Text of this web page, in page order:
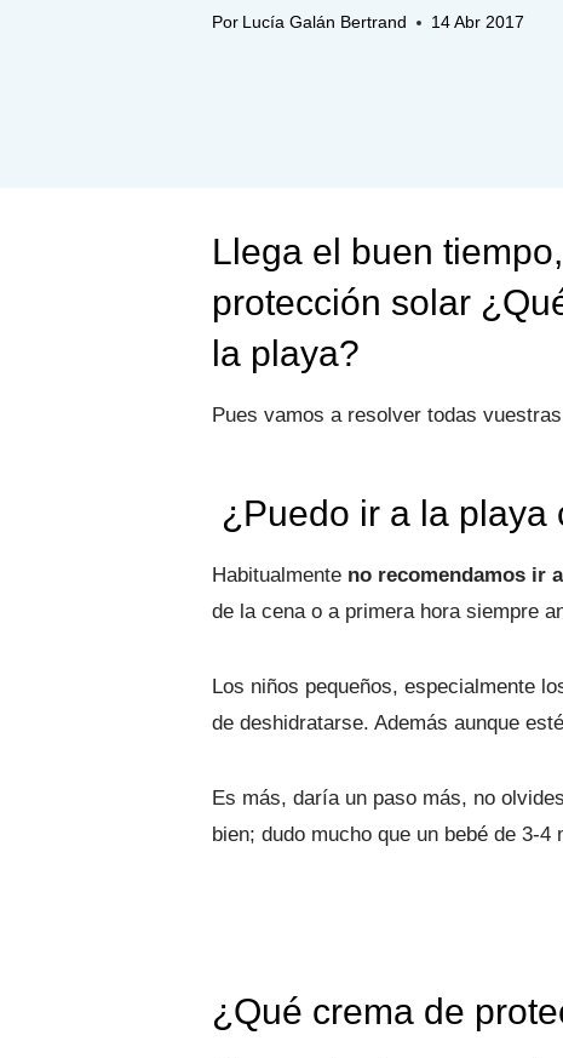
Por Lucía Galán Bertrand 14 Abr 2017
Llega el buen
protección solar
la playa?
Pues vamos a resolver todas
¿Puedo ir a la playa
Habitualmente no recomendamos ir
de la cena o a primera hora siempre
Los niños pequeños, especialmente
de deshidratarse. Además aunque
Es más, daría un paso más, no
bien; dudo mucho que un bebé de 3-
¿Qué crema de